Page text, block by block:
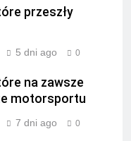
przeszły
5 dni ago 0
na zawsze
motorsportu
7 dni ago 0